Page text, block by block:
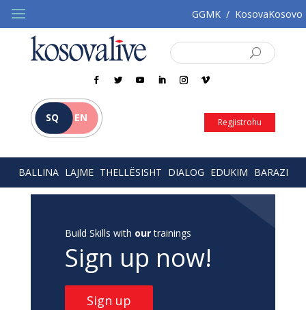
GGMK / KosovaKosovo
SQ EN Regjistrohu
BALLINA LAJME THELLËSISHT DIALOG EDUKIM BARAZI
Build Skills with ourtrainings
Sign up now!
Sign up